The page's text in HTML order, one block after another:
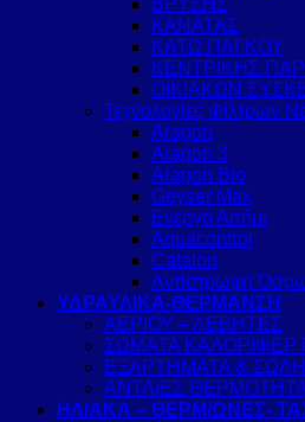
ΒΡΥΣΗΣ
ΚΑΝΑΤΑΣ
ΚΑΤΩ ΠΑΓΚΟΥ
ΚΕΝΤΡΙΚΗΣ
ΟΙΚΙΑΚΩΝ
Τεχνολογίες Φίλτρων
Aragon
Aragon 3
Aragon Bio
Geyser Max
Ενεργό Ασήμι
Aquacontrol
Catalon
Αντίστρωφη
ΥΔΡΑΥΛΙΚΑ-ΘΕΡΜΑΝΣΗ
ΑΕΡΙΟΥ – ΛΕΒΗΤΕΣ
ΣΩΜΑΤΑ ΚΑΛΟΡΙΦΕΡ
ΕΞΑΡΤΗΜΑΤΑ &
ΑΝΤΛΙΕΣ
ΗΛΙΑΚΑ – ΘΕΡΜ/ΩΝΕΣ-